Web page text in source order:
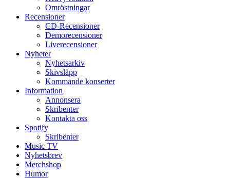
Omröstningar
Recensioner
CD-Recensioner
Demorecensioner
Liverecensioner
Nyheter
Nyhetsarkiv
Skivsläpp
Kommande konserter
Information
Annonsera
Skribenter
Kontakta oss
Spotify
Skribenter
Music TV
Nyhetsbrev
Merchshop
Humor